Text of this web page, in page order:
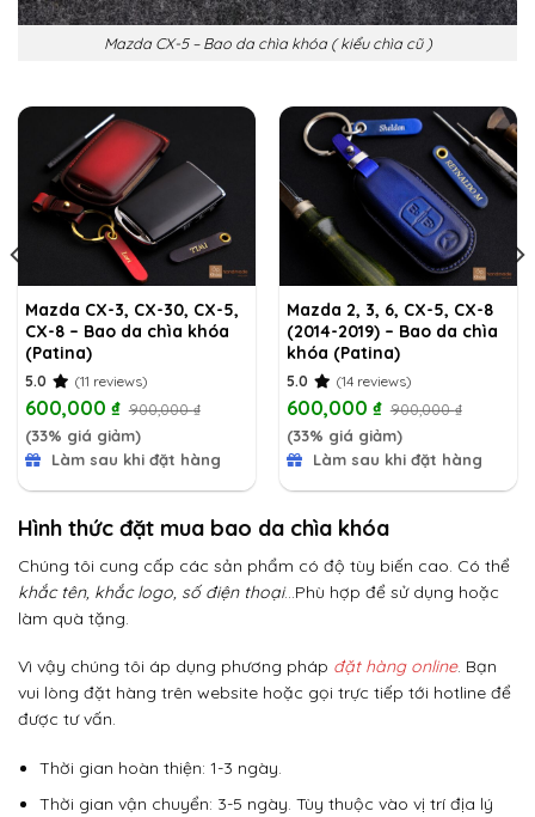
Mazda CX-5 – Bao da chìa khóa ( kiểu chìa cũ )
Mazda CX-3, CX-30, CX-5,
CX-8 – Bao da chìa khóa
(Patina)
5.0 (11 reviews)
600,000 ₫ 900,000₫
(33% giá giảm)
Làm sau khi đặt hàng
Mazda 2, 3, 6, CX-5, CX-8
(2014-2019) – Bao da chìa
khóa (Patina)
5.0 (14 reviews)
600,000 ₫ 900,000₫
(33% giá giảm)
Làm sau khi đặt hàng
Hình thức đặt mua bao da chìa khóa
Chúng tôi cung cấp các sản phẩm có độ tùy biến cao. Có thể
khắc tên, khắc logo, số điện thoại…Phù hợp để sử dụng hoặc
làm quà tặng.
Vì vậy chúng tôi áp dụng phương pháp đặt hàng online. Bạn
vui lòng đặt hàng trên website hoặc gọi trực tiếp tới hotline để
được tư vấn.
Thời gian hoàn thiện: 1-3 ngày.
Thời gian vận chuyển: 3-5 ngày. Tùy thuộc vào vị trí địa lý